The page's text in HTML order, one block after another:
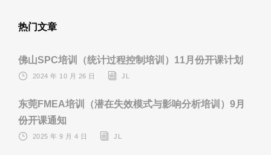
热门文章
佛山SPC培训（统计过程控制培训）11月份开课计划
2024 年 10 月 26 日 JL
东莞FMEA培训（潜在失效模式与影响分析培训）9月
份开课通知
2025 年 9 月 4 日 JL